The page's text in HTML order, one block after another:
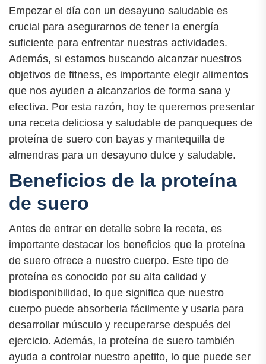
Empezar el día con un desayuno saludable es
crucial para asegurarnos de tener la energía
suficiente para enfrentar nuestras actividades.
Además, si estamos buscando alcanzar nuestros
objetivos de fitness, es importante elegir alimentos
que nos ayuden a alcanzarlos de forma sana y
efectiva. Por esta razón, hoy te queremos presentar
una receta deliciosa y saludable de panqueques de
proteína de suero con bayas y mantequilla de
almendras para un desayuno dulce y saludable.
Beneficios de la proteína
de suero
Antes de entrar en detalle sobre la receta, es
importante destacar los beneficios que la proteína
de suero ofrece a nuestro cuerpo. Este tipo de
proteína es conocido por su alta calidad y
biodisponibilidad, lo que significa que nuestro
cuerpo puede absorberla fácilmente y usarla para
desarrollar músculo y recuperarse después del
ejercicio. Además, la proteína de suero también
ayuda a controlar nuestro apetito, lo que puede ser